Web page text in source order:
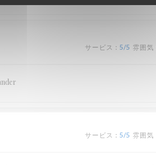
サービス : 5/5 雰囲気
サービス : 5/5 雰囲気